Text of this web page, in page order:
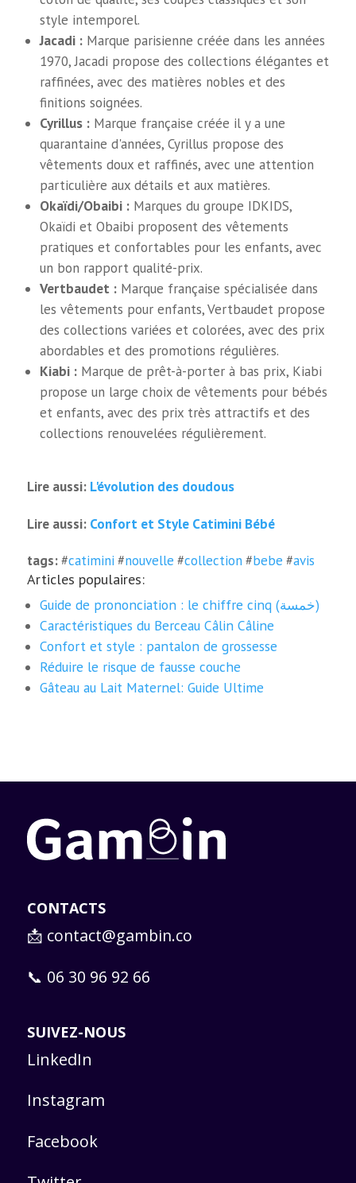
style intemporel.
Jacadi : Marque parisienne créée dans les années
1970, Jacadi propose des collections élégantes et
raffinées, avec des matières nobles et des
finitions soignées.
Cyrillus : Marque française créée il y a une
quarantaine d'années, Cyrillus propose des
vêtements doux et raffinés, avec une attention
particulière aux détails et aux matières.
Okaïdi/Obaibi : Marques du groupe IDKIDS,
Okaïdi et Obaibi proposent des vêtements
pratiques et confortables pour les enfants, avec
un bon rapport qualité-prix.
Vertbaudet : Marque française spécialisée dans
les vêtements pour enfants, Vertbaudet propose
des collections variées et colorées, avec des prix
abordables et des promotions régulières.
Kiabi : Marque de prêt-à-porter à bas prix, Kiabi
propose un large choix de vêtements pour bébés
et enfants, avec des prix très attractifs et des
collections renouvelées régulièrement.
Lire aussi: L'évolution des doudous
Lire aussi: Confort et Style Catimini Bébé
tags:#catimini #nouvelle #collection #bebe #avis
Articles populaires:
Guide de prononciation : le chiffre cinq (خمسة)
Caractéristiques du Berceau Câlin Câline
Confort et style : pantalon de grossesse
Réduire le risque de fausse couche
Gâteau au Lait Maternel: Guide Ultime
CONTACTS
📩 contact@gambin.co
📞 06 30 96 92 66
SUIVEZ-NOUS
LinkedIn
Instagram
Facebook